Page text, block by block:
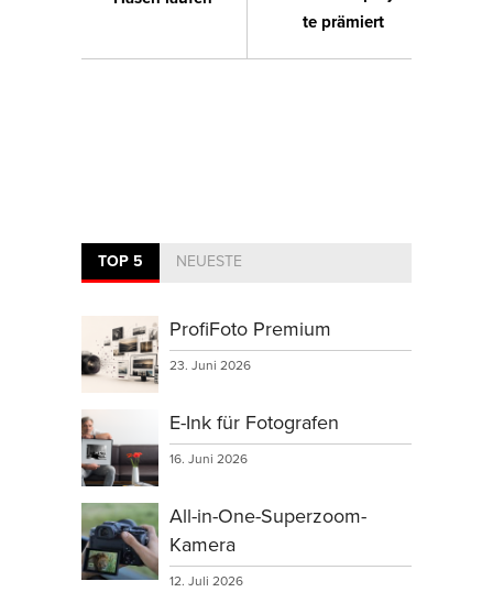
te prämiert
TOP 5 NEUESTE
ProfiFoto Premium
23. Juni 2026
E-Ink für Fotografen
16. Juni 2026
All-in-One-Superzoom-
Kamera
12. Juli 2026